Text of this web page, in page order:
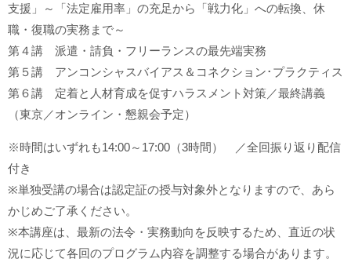
支援」～「法定雇用率」の充足から「戦力化」への転換、休
職・復職の実務まで～
第４講 派遣・請負・フリーランスの最先端実務
第５講 アンコンシャスバイアス＆コネクション･プラクティス
第６講 定着と人材育成を促すハラスメント対策／最終講義
（東京／オンライン・懇親会予定）
※時間はいずれも14:00～17:00（3時間） ／全回振り返り配信
付き
※単独受講の場合は認定証の授与対象外となりますので、あら
かじめご了承ください。
※本講座は、最新の法令・実務動向を反映するため、直近の状
況に応じて各回のプログラム内容を調整する場合があります。